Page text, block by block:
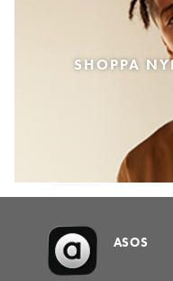
SHOPPA
ASOS